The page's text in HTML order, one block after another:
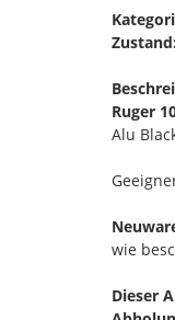
Zustand:
Ruger
Alu
wie
Dieser